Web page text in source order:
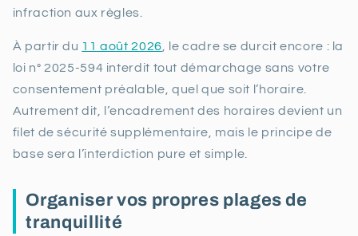
infraction aux règles.
À partir du 11 août 2026, le cadre se durcit encore : la
loi n° 2025-594 interdit tout démarchage sans votre
consentement préalable, quel que soit l’horaire.
Autrement dit, l’encadrement des horaires devient un
filet de sécurité supplémentaire, mais le principe de
base sera l’interdiction pure et simple.
Organiser vos propres plages de
tranquillité